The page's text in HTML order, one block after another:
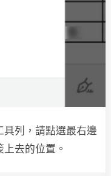
列，請點選最右邊
去的位置。